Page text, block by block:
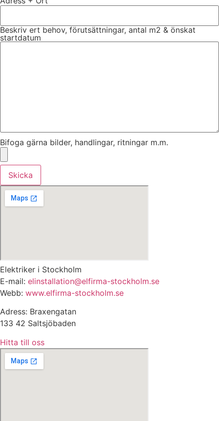
Beskriv ert behov, förutsättningar, antal m2 & önskat
startdatum
Bifoga gärna bilder, handlingar, ritningar m.m.
Skicka
Elektriker i Stockholm
E-mail: elinstallation@elfirma-stockholm.se
Webb: www.elfirma-stockholm.se
Adress: Braxengatan
133 42 Saltsjöbaden
Hitta till oss